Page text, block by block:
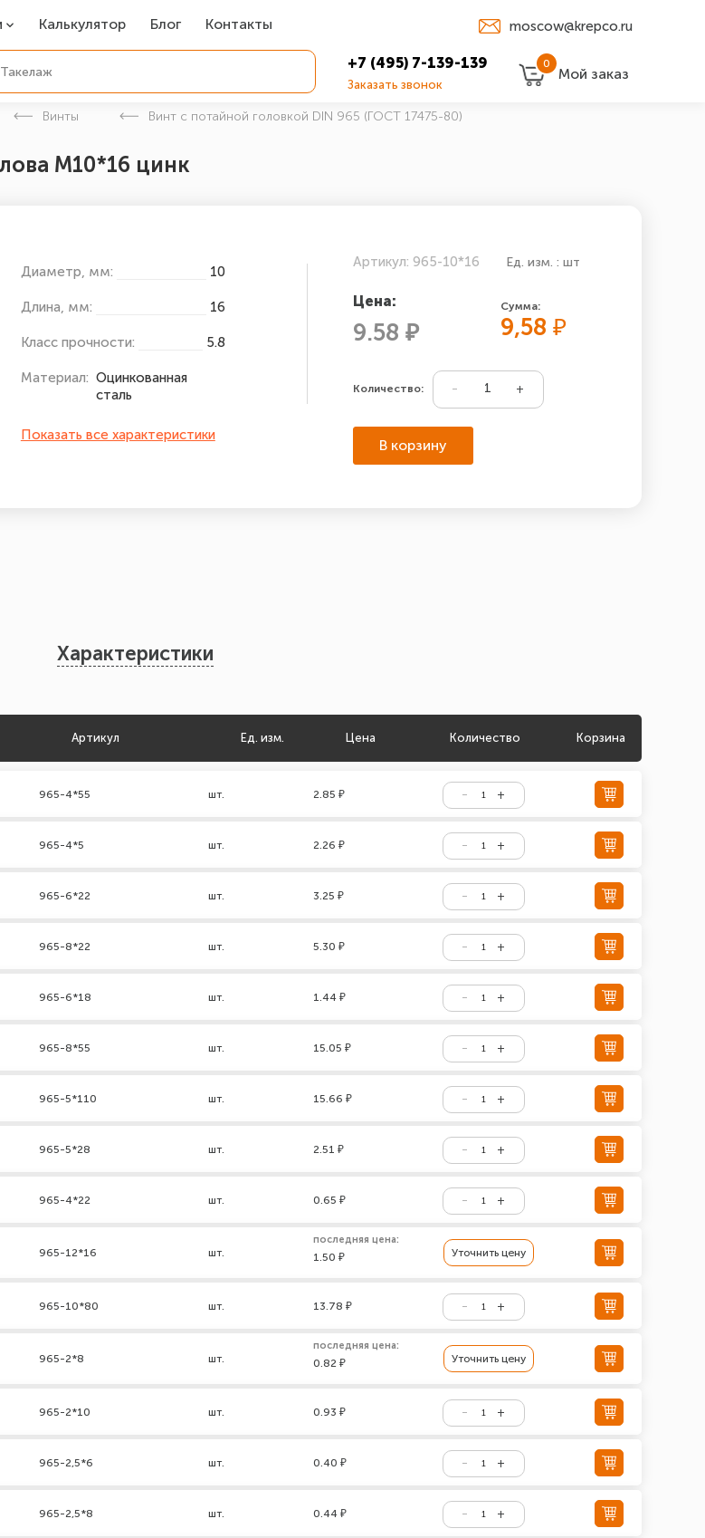
Калькулятор Блог Контакты moscow@krepco.ru
+7 (495) 7-139-139
Заказать звонок
0
Мой заказ
Винты Винт с потайной головкой DIN 965 (ГОСТ 17475-80)
М10*16 цинк
Диаметр, мм: 10
Длина, мм: 16
Класс прочности: 5.8
Материал: Оцинкованная
сталь
Показать все характеристики
Артикул: 965-10*16 Ед. изм. : шт
Цена:
9.58 ₽
Сумма:
9,58₽
Количество:
В корзину
Характеристики
Артикул Ед. изм. Цена Количество Корзина
965-4*55 шт. 2.85 ₽
965-4*5 шт. 2.26 ₽
965-6*22 шт. 3.25 ₽
965-8*22 шт. 5.30 ₽
965-6*18 шт. 1.44 ₽
965-8*55 шт. 15.05 ₽
965-5*110 шт. 15.66 ₽
965-5*28 шт. 2.51 ₽
965-4*22 шт. 0.65 ₽
965-12*16 шт.
последняя цена:
1.50 ₽ Уточнить цену
965-10*80 шт. 13.78 ₽
965-2*8 шт.
последняя цена:
0.82 ₽ Уточнить цену
965-2*10 шт. 0.93 ₽
965-2,5*6 шт. 0.40 ₽
965-2,5*8 шт. 0.44 ₽